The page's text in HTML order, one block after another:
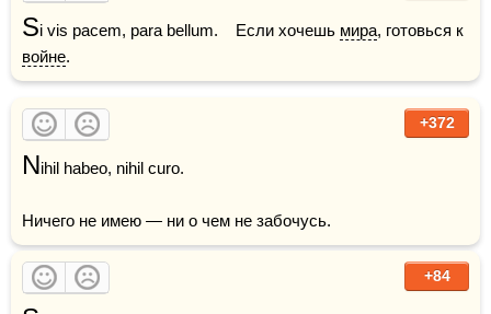
Si vis pacem, para bellum.    Если хочешь мира
войне.
+372
Nihil habeo, nihil curo.
+84